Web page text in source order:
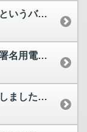
「オンライン変更の利用対象外です」というバナーが表示されます。オンライン変更の申請対象となるに...
本籍のオンライン変更の申請時に、「署名用電子証明書の有効期限が切れています」と表示されます。ど...
「取得できませんでした。問題が発生しました。恐れ入りますが、住所地の運転免許センター等にお問い...